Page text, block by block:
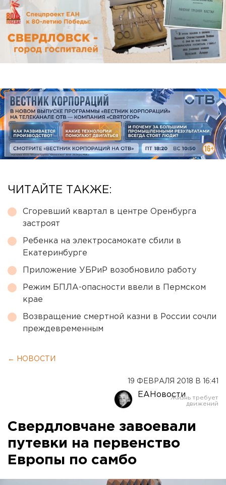
ЧИТАЙТЕ ТАКЖЕ:
Сгоревший квартал в центре Оренбурга
застроят
Ребенка на электросамокате сбили в
Екатеринбурге
Приложение УБРиР возобновило работу
Режим БПЛА-опасности ввели в Пермском
крае
Возвращение смертной казни в России сочли
преждевременным
← НОВОСТИ
19 ФЕВРАЛЯ 2018 В 16:41
ЕАНовости
Свердловчане завоевали
путевки на первенство
Европы по самбо